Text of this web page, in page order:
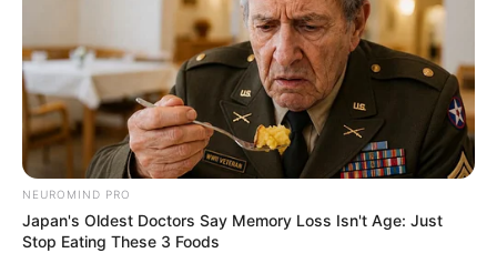
Serem! 9 Chat Ojek Online &
Pelanggan Ini Bikin Auto
Merinding
NEUROMIND PRO
Japan's Oldest Doctors Say Memory Loss Isn't Age: Just
Stop Eating These 3 Foods